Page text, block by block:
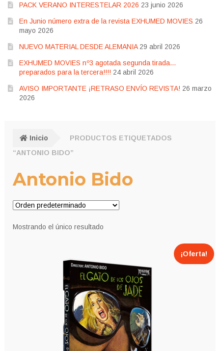
PACK VERANO INTERESTELAR 2026 23 junio 2026
En Junio número extra de la revista EXHUMED MOVIES 26
mayo 2026
NUEVO MATERIAL DESDE ALEMANIA 29 abril 2026
EXHUMED MOVIES nº3 agotada segunda tirada…
preparados para la tercera!!!! 24 abril 2026
AVISO IMPORTANTE ¡RETRASO ENVÍO REVISTA! 26 marzo
2026
Inicio
PRODUCTOS ETIQUETADOS
“ANTONIO BIDO”
Antonio Bido
Mostrando el único resultado
¡Oferta!